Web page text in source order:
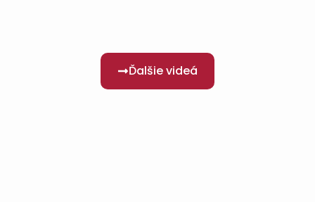
Ďalšie videá